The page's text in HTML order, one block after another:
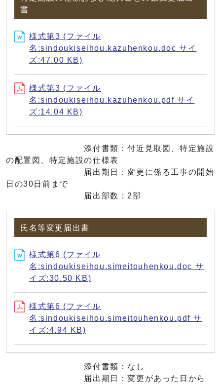
書
様式第3 (ファイル
名:sindoukiseihou.kazuhenkou.doc サイ
ズ:47.00 KB)
様式第3 (ファイル
名:sindoukiseihou.kazuhenkou.pdf サイ
ズ:14.04 KB)
添付書類：付近見取図、特定施設
の配置図、特定施設の仕様表
届出期日：変更に係る工事の開始
日の30日前まで
届出部数：2部
氏名等変更届出書
様式第6 (ファイル
名:sindoukiseihou.simeitouhenkou.doc サ
イズ:30.50 KB)
様式第6 (ファイル
名:sindoukiseihou.simeitouhenkou.pdf サ
イズ:4.94 KB)
添付書類：なし
届出期日：変更があった日から